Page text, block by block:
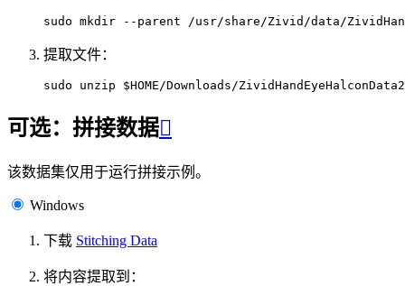
sudo mkdir --parent
提取文件：
sudo unzip $HOME/Downloads/
可选：拼接数据
该数据集仅用于运行拼接示例。
Windows
下载 Stitching Data
将内容提取到：